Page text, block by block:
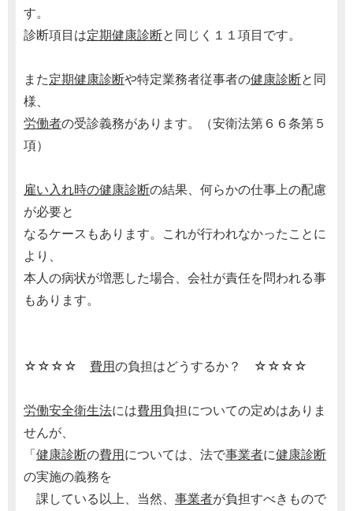
す。
診断項目は定期健康診断と同じく１１項目です。
また定期健康診断や特定業務者従事者の健康診断と同
様、
労働者の受診義務があります。（安衛法第６６条第５
項）
雇い入れ時の健康診断の結果、何らかの仕事上の配慮
が必要と
なるケースもあります。これが行われなかったことに
より、
本人の病状が増悪した場合、会社が責任を問われる事
もあります。
☆☆☆☆ 費用の負担はどうするか？ ☆☆☆☆
労働安全衛生法には費用負担についての定めはありま
せんが、
「健康診断の費用については、法で事業者に健康診断
の実施の義務を
課している以上、当然、 事業者が負担すべきもので